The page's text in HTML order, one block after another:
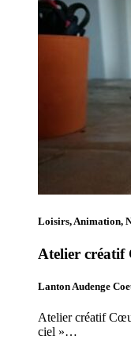
Loisirs, Animation,
Atelier créatif
Lanton Audenge
Atelier créatif
ciel »…